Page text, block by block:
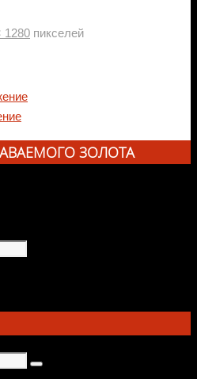
1280 пикселей
ЗОЛОТА
Поиск